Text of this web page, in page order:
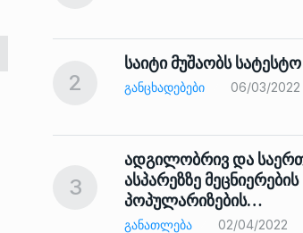
2
საიტი მუშაობს
ᲒᲐᲜᲪᲮᲐᲓᲔᲑᲔᲑᲘ 06/03/2022
3
ადგილობრივ და
ასპარეზზე მეცნიერების
პოპულარიზების…
ᲒᲐᲜᲐᲗᲚᲔᲑᲐ 02/04/2022